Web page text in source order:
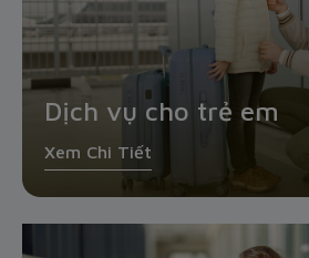
Dịch vụ cho trẻ em
Xem Chi Tiết